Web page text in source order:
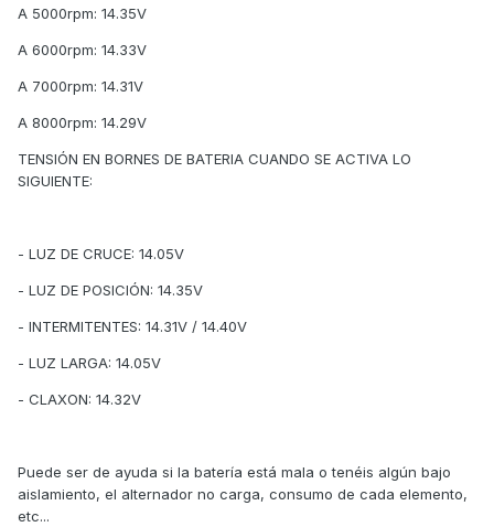
A 5000rpm: 14.35V
A 6000rpm: 14.33V
A 7000rpm: 14.31V
A 8000rpm: 14.29V
TENSIÓN EN BORNES DE BATERIA CUANDO SE ACTIVA LO
SIGUIENTE:
- LUZ DE CRUCE: 14.05V
- LUZ DE POSICIÓN: 14.35V
- INTERMITENTES: 14.31V / 14.40V
- LUZ LARGA: 14.05V
- CLAXON: 14.32V
Puede ser de ayuda si la batería está mala o tenéis algún bajo
aislamiento, el alternador no carga, consumo de cada elemento,
etc...